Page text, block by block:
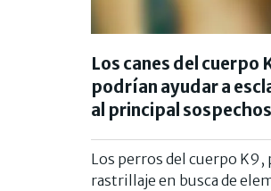
Los canes del cuerpo
podrían ayudar a
al principal
Los perros del cuerpo K9,
rastrillaje en busca de